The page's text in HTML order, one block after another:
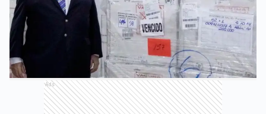
Ads